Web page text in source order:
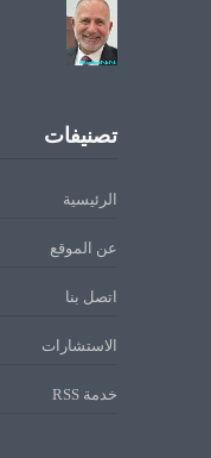
تصنيفات
الرئيسية
عن الموقع
اتصل بنا
الاستشارات
خدمة RSS